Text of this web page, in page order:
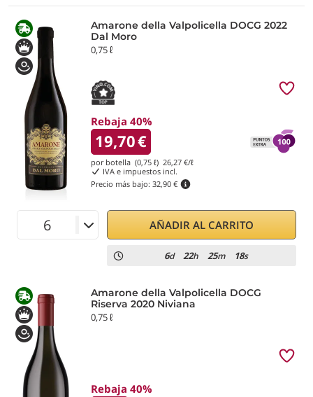
Amarone della Valpolicella DOCG 2022
Dal Moro
0,75 ℓ
Rebaja 40%
19,70€
por botella (0,75 ℓ) 26,27 €/ℓ
IVA e impuestos incl.
Precio más bajo: 32,90 €
AÑADIR AL CARRITO
6d 22h 25m 17s
Amarone della Valpolicella DOCG
Riserva 2020 Niviana
0,75 ℓ
Rebaja 40%